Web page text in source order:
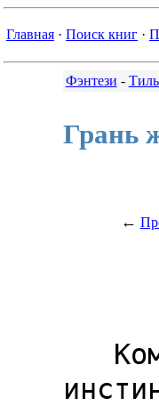
Главная · Поиск книг ·
Фэнтези -
Грань
←